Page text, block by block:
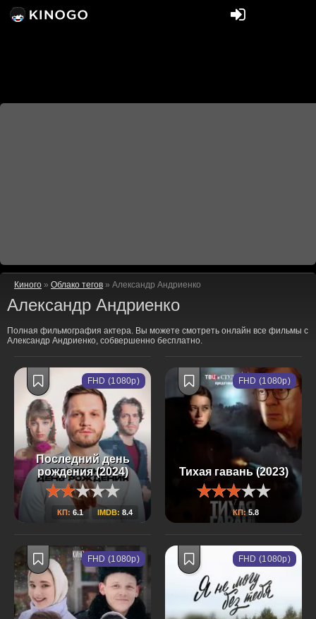
Киного » Облако тегов » Александр Андриенко
Александр Андриенко
Полная фильмография актера. Вы можете смотреть онлайн все фильмы с
Александр Андриенко, собвершенно бесплатно.
Последний день
рождения (2024)
КП: 6.1 IMDB: 8.4
FHD (1080p)
Тихая гавань (2023)
КП:5.8
FHD (1080p)
FHD (1080p) FHD (1080p)